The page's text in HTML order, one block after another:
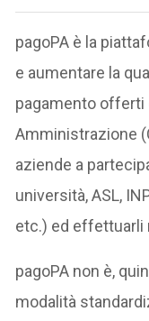
pagoPA è la
e aumentare la
pagamento offerti
Amministrazione
aziende a
università, ASL,
etc.) ed effettuarli
pagoPA non è,
modalità